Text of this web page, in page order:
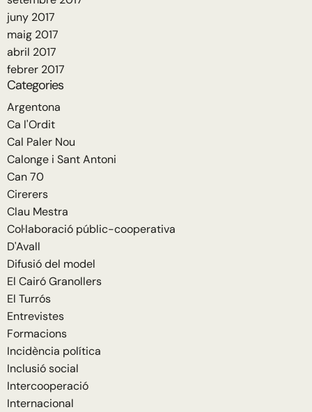
juny 2017
maig 2017
abril 2017
febrer 2017
Categories
Argentona
Ca l'Ordit
Cal Paler Nou
Calonge i Sant Antoni
Can 70
Cirerers
Clau Mestra
Col·laboració públic-cooperativa
D'Avall
Difusió del model
El Cairó Granollers
El Turrós
Entrevistes
Formacions
Incidència política
Inclusió social
Intercooperació
Internacional